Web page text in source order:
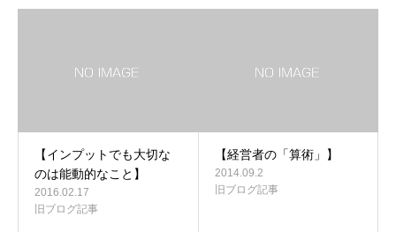
【インプットでも大切な
のは能動的なこと】
2016.02.17
旧ブログ記事
【経営者の「算術」】
2014.09.2
旧ブログ記事